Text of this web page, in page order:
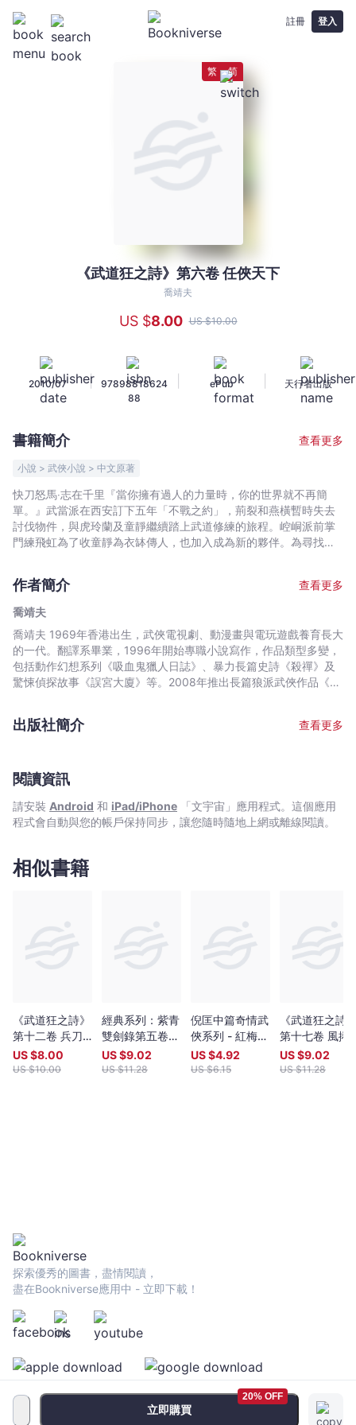
註冊 登入
繁 简
俠
天
-
喬
靖
-
宇
宙
｜
Bookniverse
《武道狂之詩》第六卷 任俠天下
喬靖夫
US $8.00 US $10.00
2010/07 |
97898818624
88
ePub 天行者出版
書籍簡介 查看更多
小說 > 武俠小說 > 中文原著
快刀怒馬‧志在千里『當你擁有過人的力量時，你的世界就不再簡
單。』武當派在西安訂下五年「不戰之約」，荊裂和燕橫暫時失去
討伐物件，與虎玲蘭及童靜繼續踏上武道修練的旅程。崆峒派前掌
門練飛虹為了收童靜為衣缽傳人，也加入成為新的夥伴。為尋找傳
後，他們更遭大群高強毒辣的神秘匪賊圍攻，對方竟然自稱「武當
派弟子」.........兇險萬分的戰鬥與追捕之間，荊裂燕橫巧遇一位千古
傳奇人物，足以影響他們的人生......狼派武俠第六幕．展開新的修行
之旅！
作者簡介
查看更多
喬靖夫
喬靖夫 1969年香港出生，武俠電視劇、動漫畫與電玩遊戲養育長大
的一代。翻譯系畢業，1996年開始專職小說寫作，作品類型多變，
包括動作幻想系列《吸血鬼獵人日誌》、暴力長篇史詩《殺禪》及
驚悚偵探故事《誤宮大廈》等。2008年推出長篇狼派武俠作品《武
佳成人漫畫獎」。多年來兼職流行樂填詞人，作品有盧巧音《深
（CASH）「最佳歌詞獎」。武術愛好及研究者，修習菲律賓兵器術
《功夫傳奇》主持，親身探尋武術的根源奧秘。「我的書，寫給世
上所有酷愛自由的人。」這是他的寫作信條。「這部小說，我著力
提振人心。」 喬靖夫暢銷長篇系列《武道狂之詩》，從經典武俠原
點再出發，以獨特視角與筆法，創造出具凌厲狠勁，強悍而不孤的
出版社簡介 查看更多
閱讀資訊
請安裝 Android 和 iPad/iPhone 「文宇宙」應用程式。這個應用
程式會自動與您的帳戶保持同步，讓您隨時隨地上網或離線閱讀。
相似書籍
《武道狂之詩》
第十二卷 兵刀
劫
US $8.00
US $10.00
經典系列：紫青
雙劍錄第五卷--
血影開府
US $9.02
US $11.28
倪匡中篇奇情武
俠系列 - 紅梅金
劍
US $4.92
US $6.15
《武道狂之詩
第十七卷 風捲
山河
US $9.02
US $11.28
立即購買
20% OFF
探索優秀的圖書，盡情閱讀，
盡在Bookniverse應用中 - 立即下載！